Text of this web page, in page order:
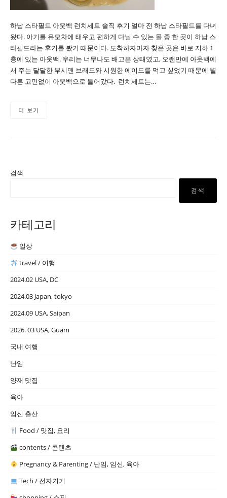
하남 스타필드 아웃백 런치세트 솔직 후기 얼마 전 하남 스타필드를 다녀
왔다. 아기를 유모차에 태우고 편하게 다닐 수 있는 몰 중 한 곳이 하남 스
타필드라는 후기를 봤기 때문이다. 도착하자마자 찾은 곳은 바로 지하 1
층에 있는 아웃백. 우리는 너무나도 배고픈 상태였고, 오랜만에 아웃백에
서 주는 달달한 부시맨 브래드와 시원한 에이드를 먹고 싶었기 때문에 별
다른 고민없이 아웃백으로 들어갔다. 런치세트는…
더 보기
검색
검색
카테고리
일상
travel / 여행
2024.02 USA, DC
2024.03 Japan, tokyo
2024.09 USA, Saipan
2026. 03 USA, Guam
국내 여행
난임
양재 맛집
육아
임신 출산
Food / 맛집, 요리
contents / 콘텐츠
Pregnancy & Parenting / 난임, 임신, 육아
Tech / 전자기기